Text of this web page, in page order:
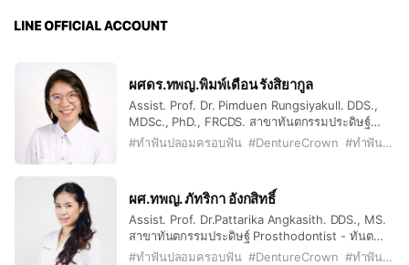
ผศดร.ทพญ.พิมพ์เดือน รังสิยากูล
Assist. Prof. Dr. Pimduen Rungsiyakull. DDS.,
MDSc., PhD., FRCDS. สาขาทันตกรรมประดิษฐ์
Prosthodontist - ทันตแพทยศาสตร์บัณฑิต
วิทยาศาสตรดุษฎีบัณทิต สาขาทันตชีววัสดุ ศาสตร์
และรากฟันเทียม (ประเทศออสเตรเลีย) - อนุมัติบัตร
สาขาทันตแกรรมประดิษฐ์ - Doctor of Dental
Surgery (DDS.) - Master of Dental Sciences
(Prosthodontics), The Univesity of Sydney,
#ทำฟันปลอมครอบฟัน #DentureCrown #ทำฟันเชียงใหม่
ผศ.ทพญ. ภัทริกา อังกสิทธิ์
Assist. Prof. Dr.Pattarika Angkasith. DDS., MS.​
สาขาทันตกรรมประดิษฐ์ Prosthodontist - ทันต
แพทยศาสตร์บัณฑิต - ประกาศนียบัตรบัณฑิตชั้นสูง
#ทำฟันปลอมครอบฟัน #DentureCrown #ทำฟันเชียงใหม่